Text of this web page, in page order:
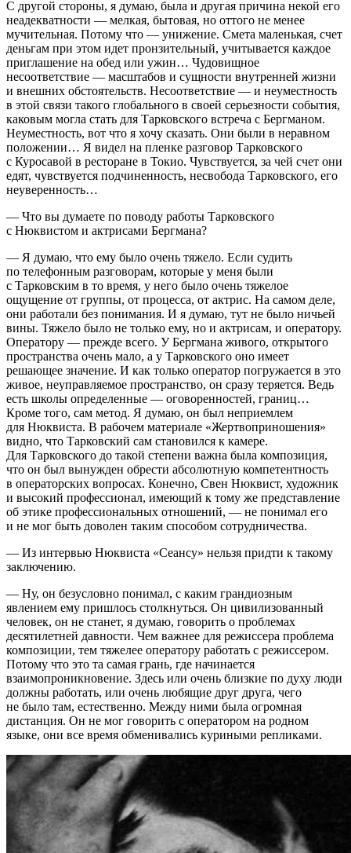
С другой стороны, я думаю, была и другая причина некой его
неадекватности — мелкая, бытовая, но оттого не менее
мучительная. Потому что — унижение. Смета маленькая, счет
деньгам при этом идет пронзительный, учитывается каждое
приглашение на обед или ужин… Чудовищное
несоответствие — масштабов и сущности внутренней жизни
и внешних обстоятельств. Несоответствие — и неуместность
в этой связи такого глобального в своей серьезности события,
каковым могла стать для Тарковского встреча с Бергманом.
Неуместность, вот что я хочу сказать. Они были в неравном
положении… Я видел на пленке разговор Тарковского
с Куросавой в ресторане в Токио. Чувствуется, за чей счет они
едят, чувствуется подчиненность, несвобода Тарковского, его
неуверенность…
— Что вы думаете по поводу работы Тарковского
с Нюквистом и актрисами Бергмана?
— Я думаю, что ему было очень тяжело. Если судить
по телефонным разговорам, которые у меня были
с Тарковским в то время, у него было очень тяжелое
ощущение от группы, от процесса, от актрис. На самом деле,
они работали без понимания. И я думаю, тут не было ничьей
вины. Тяжело было не только ему, но и актрисам, и оператору.
Оператору — прежде всего. У Бергмана живого, открытого
пространства очень мало, а у Тарковского оно имеет
решающее значение. И как только оператор погружается в это
живое, неуправляемое пространство, он сразу теряется. Ведь
есть школы определенные — оговоренностей, границ…
Кроме того, сам метод. Я думаю, он был неприемлем
для Нюквиста. В рабочем материале «Жертвоприношения»
видно, что Тарковский сам становился к камере.
Для Тарковского до такой степени важна была композиция,
что он был вынужден обрести абсолютную компетентность
в операторских вопросах. Конечно, Свен Нюквист, художник
и высокий профессионал, имеющий к тому же представление
об этике профессиональных отношений, — не понимал его
и не мог быть доволен таким способом сотрудничества.
— Из интервью Нюквиста «Сеансу» нельзя придти к такому
заключению.
— Ну, он безусловно понимал, с каким грандиозным
явлением ему пришлось столкнуться. Он цивилизованный
человек, он не станет, я думаю, говорить о проблемах
десятилетней давности. Чем важнее для режиссера проблема
композиции, тем тяжелее оператору работать с режиссером.
Потому что это та самая грань, где начинается
взаимопроникновение. Здесь или очень близкие по духу люди
должны работать, или очень любящие друг друга, чего
не было там, естественно. Между ними была огромная
дистанция. Он не мог говорить с оператором на родном
языке, они все время обменивались куриными репликами.